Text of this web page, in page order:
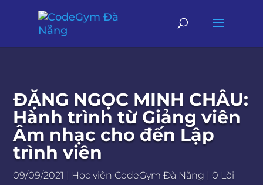
ĐẶNG NGỌC MINH CHÂU:
Hành trình từ Giảng viên
Âm nhạc cho đến Lập
trình viên
09/09/2021 | Học viên CodeGym Đà Nẵng | 0 Lời